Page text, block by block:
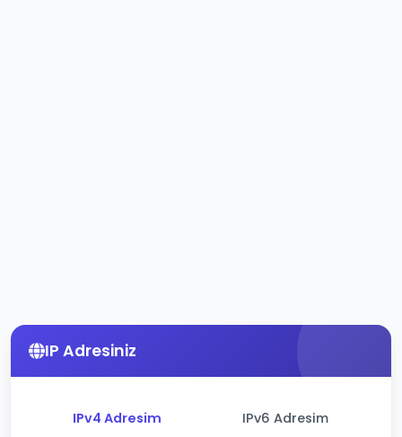
IP Adresiniz
IPv4 Adresim IPv6 Adresim